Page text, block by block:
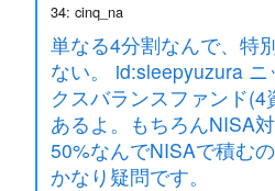
34: cinq_na
単なる4分割なんで、特
ない。 id:sleepyuzura
クスバランスファンド
あるよ。もちろんNISA
50%なんでNISAで積む
かなり疑問です。